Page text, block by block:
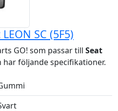
SC (5F5)
GO! som passar till Seat
har följande specifikationer.